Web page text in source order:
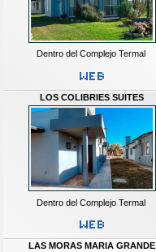
Dentro del Complejo Termal
LOS COLIBRIES SUITES
Dentro del Complejo Termal
LAS MORAS MARIA GRANDE